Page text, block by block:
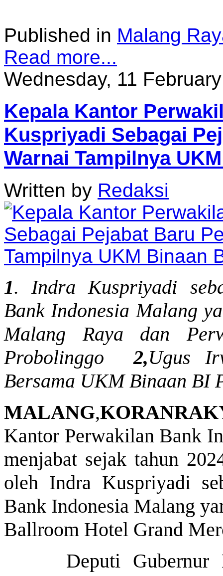
Published in Malang
Read more...
Wednesday, 11
Kepala Kantor
Kuspriyadi Sebagai
Warnai Tampilnya
Written by Redaksi
1. Indra Kuspriyadi
Bank Indonesia Malang
Malang Raya dan
Probolinggo
2,Ugus
Bersama UKM Binaan BI
MALANG,
Kantor Perwakilan Bank
menjabat sejak tahun
oleh Indra Kuspriyadi
Bank Indonesia Malang
Ballroom Hotel Grand
Deputi Gubernur